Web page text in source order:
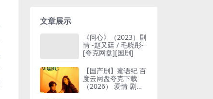
文章展示
《问心》（2023）剧
情 -赵又廷 / 毛晓彤-
[夸克网盘][国剧]
【国产剧】蜜语纪 百
度云网盘夸克下载
（2026） 爱情 剧情